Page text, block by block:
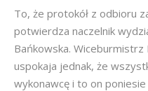
To, że protokół z odbioru
potwierdza naczelnik
Bańkowska.
uspokaja jednak, że
wykonawcę i to on